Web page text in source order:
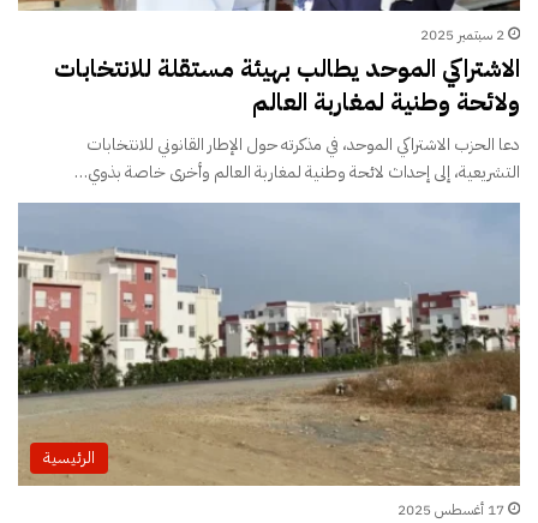
2 سبتمبر 2025
الاشتراكي الموحد يطالب بهيئة مستقلة للانتخابات
ولائحة وطنية لمغاربة العالم
دعا الحزب الاشتراكي الموحد، في مذكرته حول الإطار القانوني للانتخابات
التشريعية، إلى إحداث لائحة وطنية لمغاربة العالم وأخرى خاصة بذوي…
الرئيسية
17 أغسطس 2025